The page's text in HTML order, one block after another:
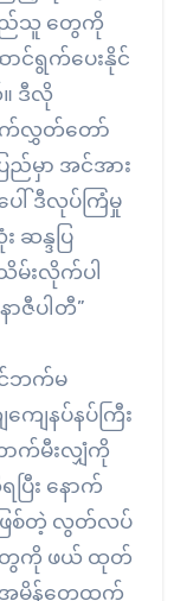
ပြည်သူ တွေကို
င်ရွက်ပေးနိုင်
ဒီလို
က်လွှတ်တော်
ြည်မှာ အင်အား
ါ် ဒီလုပ်ကြံမှု
ဆန္ဒပြ
မ်းလိုက်ပါ
ဇီပါတီ”
င်ဘက်မ
ေနပ်နပ်ကြီး
က်မီးလျှံကို
ြီး နောက်
ြစ်တဲ့ လွတ်လပ်
ာတွေကို ဖယ် ထုတ်
ာအမိန့်တွေထွက်